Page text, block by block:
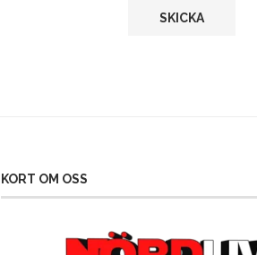
KORT OM OSS